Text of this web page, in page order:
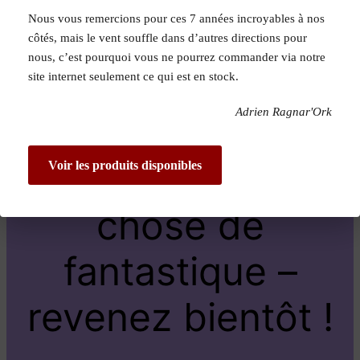
Pardon pour le
dérangement !
Nous travaillons
sur quelque
chose de
fantastique –
revenez bientôt !
Nous vous remercions pour ces 7 années incroyables à nos
côtés, mais le vent souffle dans d’autres directions pour
nous, c’est pourquoi vous ne pourrez commander via notre
site internet seulement ce qui est en stock.
Adrien Ragnar'Ork
Voir les produits disponibles